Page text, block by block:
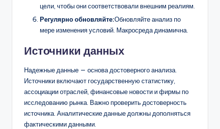
цели, чтобы они соответствовали внешним реалиям.
Регулярно обновляйте:Обновляйте анализ по
мере изменения условий. Макросреда динамична.
Источники данных
Надежные данные — основа достоверного анализа.
Источники включают государственную статистику,
ассоциации отраслей, финансовые новости и фирмы по
исследованию рынка. Важно проверить достоверность
источника. Аналитические данные должны дополняться
фактическими данными.